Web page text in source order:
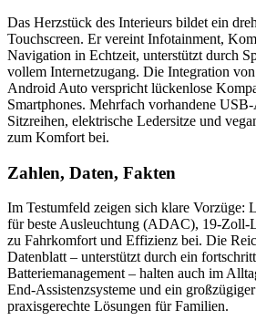
Das Herzstück des Interieurs bildet ein
Touchscreen. Er vereint Infotainment,
Navigation in Echtzeit, unterstützt durch
vollem Internetzugang. Die Integration
Android Auto verspricht lückenlose
Smartphones. Mehrfach vorhandene
Sitzreihen, elektrische Ledersitze und
zum Komfort bei.
Zahlen, Daten, Fakten
Im Testumfeld zeigen sich klare Vorzüge:
für beste Ausleuchtung (ADAC), 19-Zoll-
zu Fahrkomfort und Effizienz bei. Die
Datenblatt – unterstützt durch ein
Batteriemanagement – halten auch im
End-Assistenzsysteme und ein
praxisgerechte Lösungen für Familien.